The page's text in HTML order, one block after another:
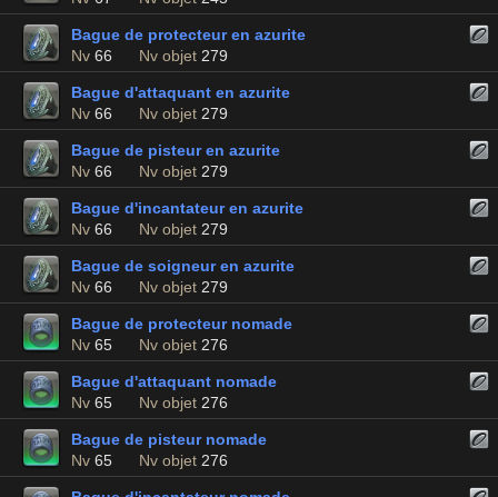
Bague de protecteur en azurite
Nv 66 Nv objet 279
Bague d'attaquant en azurite
Nv 66 Nv objet 279
Bague de pisteur en azurite
Nv 66 Nv objet 279
Bague d'incantateur en azurite
Nv 66 Nv objet 279
Bague de soigneur en azurite
Nv 66 Nv objet 279
Bague de protecteur nomade
Nv 65 Nv objet 276
Bague d'attaquant nomade
Nv 65 Nv objet 276
Bague de pisteur nomade
Nv 65 Nv objet 276